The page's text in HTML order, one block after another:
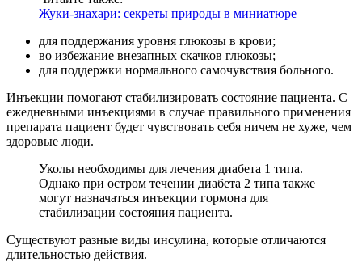
Жуки-знахари: секреты природы в миниатюре
для поддержания уровня глюкозы в крови;
во избежание внезапных скачков глюкозы;
для поддержки нормального самочувствия больного.
Инъекции помогают стабилизировать состояние пациента. С
ежедневными инъекциями в случае правильного применения
препарата пациент будет чувствовать себя ничем не хуже, чем
здоровые люди.
Уколы необходимы для лечения диабета 1 типа.
Однако при остром течении диабета 2 типа также
могут назначаться инъекции гормона для
стабилизации состояния пациента.
Существуют разные виды инсулина, которые отличаются
длительностью действия.